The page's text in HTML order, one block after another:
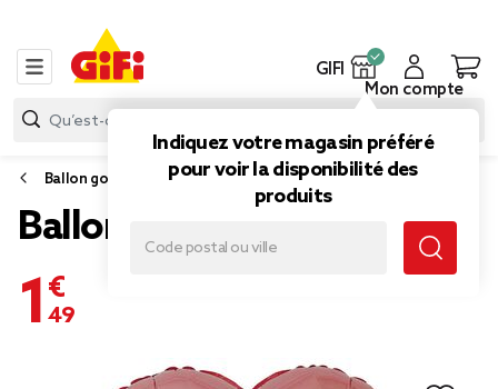
GIFI
Indiquez votre magasin préféré
pour voir la disponibilité des
produits
Mon compte
Ballon gonflable
Ballon coeur en aluminium
1,49 €